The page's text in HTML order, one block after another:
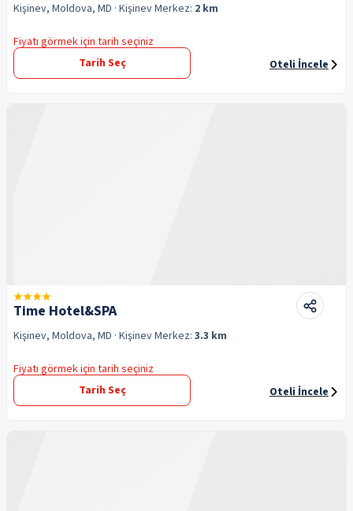
Kişinev, Moldova, MD · KişinevMerkez: 2 km
Fiyatı görmek için tarih seçiniz
Tarih Seç
Oteli İncele
Time Hotel&SPA
Kişinev, Moldova, MD · KişinevMerkez: 3.3 km
Fiyatı görmek için tarih seçiniz
Tarih Seç
Oteli İncele